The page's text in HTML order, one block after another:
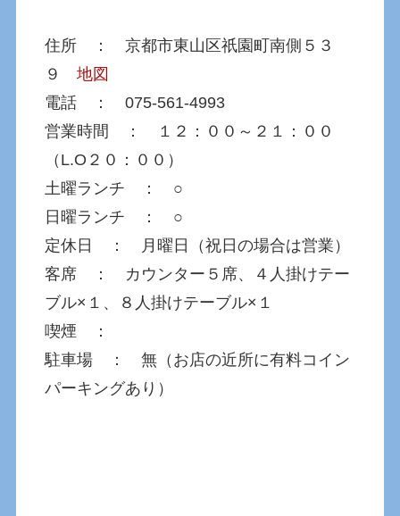
住所 ： 京都市東山区祇園町南側５３
９地図
電話 ： 075-561-4993
営業時間 ： １２：００～２１：００
（L.O２０：００）
土曜ランチ ： ○
日曜ランチ ： ○
定休日 ： 月曜日（祝日の場合は営業）
客席 ： カウンター５席、４人掛けテー
ブル×１、８人掛けテーブル×１
喫煙 ：
駐車場 ： 無（お店の近所に有料コイン
パーキングあり）